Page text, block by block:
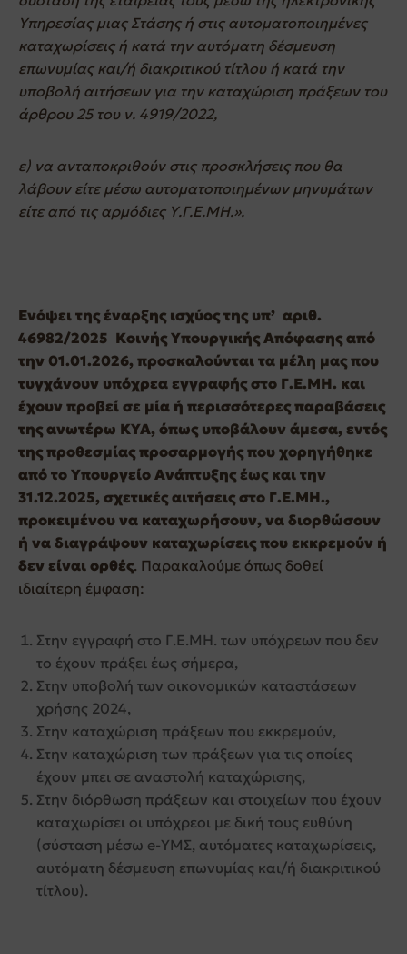
Υπηρεσίας μιας Στάσης ή στις αυτοματοποιημένες
καταχωρίσεις ή κατά την αυτόματη δέσμευση
επωνυμίας και/ή διακριτικού τίτλου ή κατά την
υποβολή αιτήσεων για την καταχώριση πράξεων του
άρθρου 25 του ν. 4919/2022,
ε) να ανταποκριθούν στις προσκλήσεις που θα
λάβουν είτε μέσω αυτοματοποιημένων μηνυμάτων
είτε από τις αρμόδιες Υ.Γ.Ε.ΜΗ.».
Ενόψει της έναρξης ισχύος της υπ’ αριθ.
46982/2025 Κοινής Υπουργικής Απόφασης από
την 01.01.2026, προσκαλούνται τα μέλη μας που
τυγχάνουν υπόχρεα εγγραφής στο Γ.Ε.ΜΗ. και
έχουν προβεί σε μία ή περισσότερες παραβάσεις
της ανωτέρω ΚΥΑ, όπως υποβάλουν άμεσα, εντός
της προθεσμίας προσαρμογής που χορηγήθηκε
από το Υπουργείο Ανάπτυξης έως και την
31.12.2025, σχετικές αιτήσεις στο Γ.Ε.ΜΗ.,
προκειμένου να καταχωρήσουν, να διορθώσουν
ή να διαγράψουν καταχωρίσεις που εκκρεμούν ή
δεν είναι ορθές. Παρακαλούμε όπως δοθεί
ιδιαίτερη έμφαση:
Στην εγγραφή στο Γ.Ε.ΜΗ. των υπόχρεων που δεν
το έχουν πράξει έως σήμερα,
Στην υποβολή των οικονομικών καταστάσεων
χρήσης 2024,
Στην καταχώριση πράξεων που εκκρεμούν,
Στην καταχώριση των πράξεων για τις οποίες
έχουν μπει σε αναστολή καταχώρισης,
Στην διόρθωση πράξεων και στοιχείων που έχουν
καταχωρίσει οι υπόχρεοι με δική τους ευθύνη
(σύσταση μέσω e-ΥΜΣ, αυτόματες καταχωρίσεις,
αυτόματη δέσμευση επωνυμίας και/ή διακριτικού
τίτλου).